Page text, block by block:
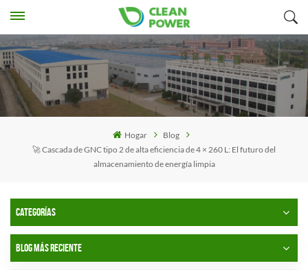
Hogar
Blog
🚀 Cascada de GNC tipo 2 de alta eficiencia de 4 × 260 L: El futuro del
almacenamiento de energía limpia
CATEGORÍAS
BLOG MÁS RECIENTE